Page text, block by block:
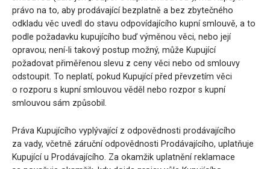
právo na to, aby prodávající bezplatně a bez zbytečného
odkladu věc uvedl do stavu odpovídajícího kupní smlouvě, a to
podle požadavku kupujícího buď výměnou věci, nebo její
opravou; není-li takový postup možný, může Kupující
požadovat přiměřenou slevu z ceny věci nebo od smlouvy
odstoupit. To neplatí, pokud Kupující před převzetím věci
o rozporu s kupní smlouvou věděl nebo rozpor s kupní
smlouvou sám způsobil.
Práva Kupujícího vyplývající z odpovědnosti prodávajícího
za vady, včetně záruční odpovědnosti Prodávajícího, uplatňuje
Kupující u Prodávajícího. Za okamžik uplatnění reklamace